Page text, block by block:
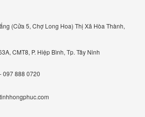
(Cửa 5, Chợ Long Hoa) Thị Xã Hòa Thành,
CMT8, P. Hiệp Bình, Tp. Tây Ninh
097 888 0720